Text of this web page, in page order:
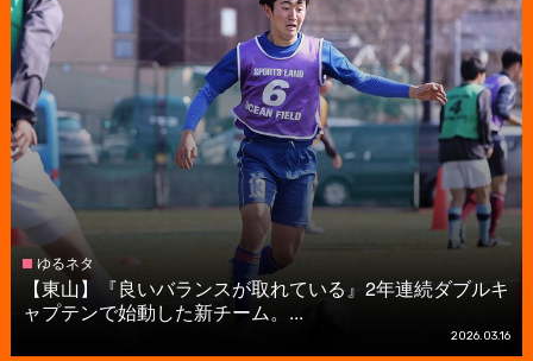
ゆるネタ
【東山】『良いバランスが取れている』2年連続ダブルキ
ャプテンで始動した新チーム。...
2026.03.16